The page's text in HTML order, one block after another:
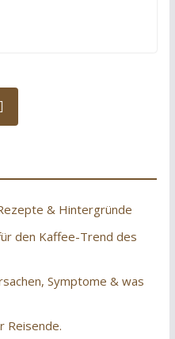
& Hintergründe
den Kaffee-Trend des
Symptome & was
Reisende.